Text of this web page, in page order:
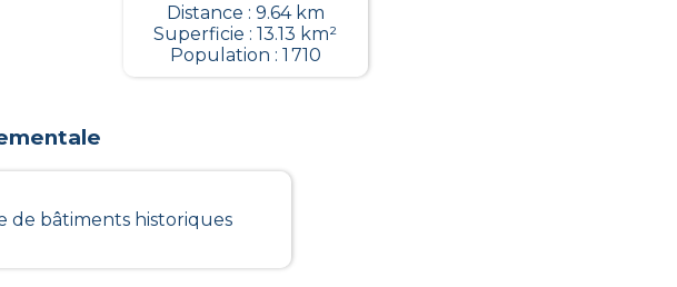
Distance : 9.64 km
Superficie : 13.13 km²
Population : 1 710
de bâtiments historiques